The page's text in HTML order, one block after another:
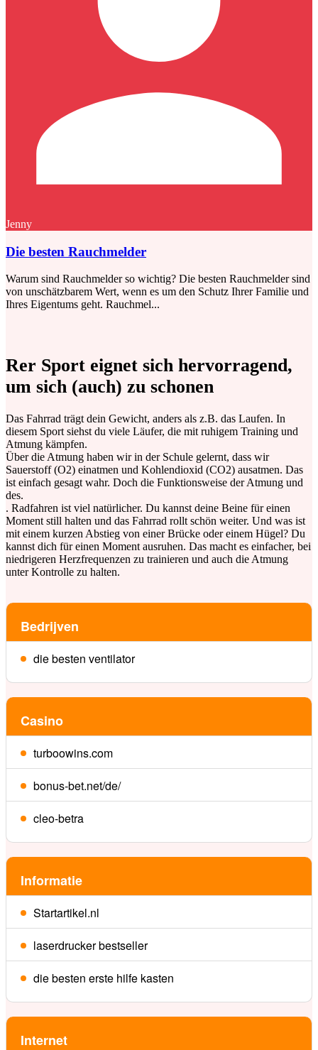
Jenny
Die besten Rauchmelder
Warum sind Rauchmelder so wichtig? Die besten Rauchmelder sind
von unschätzbarem Wert, wenn es um den Schutz Ihrer Familie und
Ihres Eigentums geht. Rauchmel...
Rer Sport eignet sich hervorragend,
um sich (auch) zu schonen
Das Fahrrad trägt dein Gewicht, anders als z.B. das Laufen. In
diesem Sport siehst du viele Läufer, die mit ruhigem Training und
Atmung kämpfen.
Über die Atmung haben wir in der Schule gelernt, dass wir
Sauerstoff (O2) einatmen und Kohlendioxid (CO2) ausatmen. Das
ist einfach gesagt wahr. Doch die Funktionsweise der Atmung und
des.
. Radfahren ist viel natürlicher. Du kannst deine Beine für einen
Moment still halten und das Fahrrad rollt schön weiter. Und was ist
mit einem kurzen Abstieg von einer Brücke oder einem Hügel? Du
kannst dich für einen Moment ausruhen. Das macht es einfacher, bei
niedrigeren Herzfrequenzen zu trainieren und auch die Atmung
unter Kontrolle zu halten.
Bedrijven
die besten ventilator
Casino
turboowins.com
bonus-bet.net/de/
cleo-betra
Informatie
Startartikel.nl
laserdrucker bestseller
die besten erste hilfe kasten
Internet